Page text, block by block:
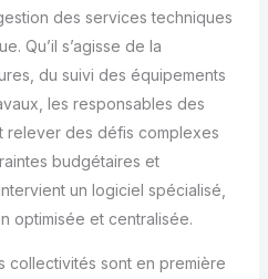
des services techniques
Qu’il s’agisse de la
du suivi des équipements
les responsables des
relever des défis complexes
budgétaires et
un logiciel spécialisé,
optimisée et centralisée.
collectivités sont en première